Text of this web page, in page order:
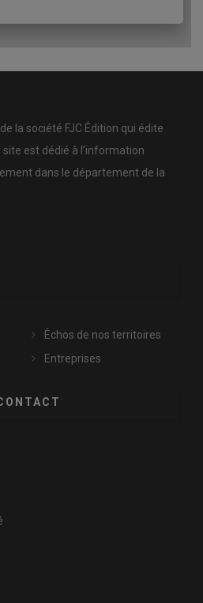
la société FJC Édition qui édite
site est dédié à l’information
dans le département de la
Échos de nos territoires
Entreprises